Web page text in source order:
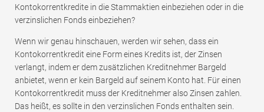
Kontokorrentkredite in die Stammaktien einbeziehen oder in die
verzinslichen Fonds einbeziehen?
Wenn wir genau hinschauen, werden wir sehen, dass ein
Kontokorrentkredit eine Form eines Kredits ist, der Zinsen
verlangt, indem er dem zusätzlichen Kreditnehmer Bargeld
anbietet, wenn er kein Bargeld auf seinem Konto hat. Für einen
Kontokorrentkredit muss der Kreditnehmer also Zinsen zahlen.
Das heißt, es sollte in den verzinslichen Fonds enthalten sein.